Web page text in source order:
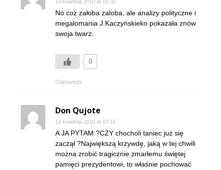
14 kwietnia 2010 at 00:32
No coz załoba zaloba, ale analizy polityczne i
megalomania J.Kaczyńskieko pokazała znów
swoja twarz.
0
Odpowiedz
Don Qujote
14 kwietnia 2010 at 07:15
A JA PYTAM ?CZY chocholi taniec już się
zaczął ?Największą krzywdę, jaką w tej chwili
można zrobić tragicznie zmarłemu świętej
pamięci prezydentowi, to właśnie pochować